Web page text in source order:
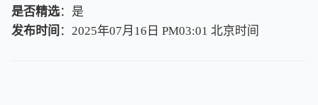
是否精选：是
发布时间 ：2025年07月16日 PM03:01 北京时间
北京时间